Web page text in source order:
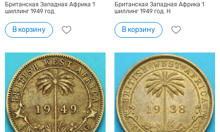
Британская Западная Африка 1
шиллинг 1949 год.
В корзину
Британская Западная Африка 1
шиллинг 1949 год. Н
В корзину